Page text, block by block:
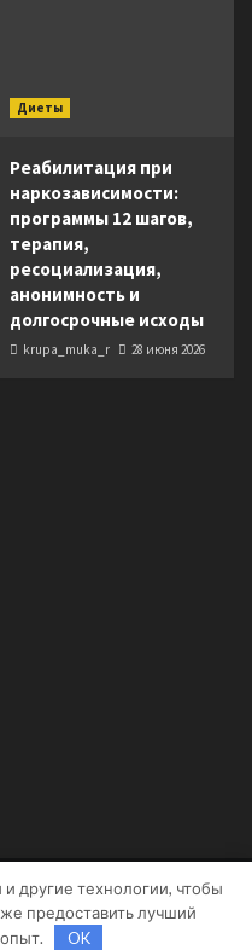
Диеты
Реабилитация при
наркозависимости:
программы 12 шагов,
терапия,
ресоциализация,
анонимность и
долгосрочные исходы
krupa_muka_r 28 июня 2026
|CoverNewsот AF
другие технологии, чтобы
предоставить лучший
OK